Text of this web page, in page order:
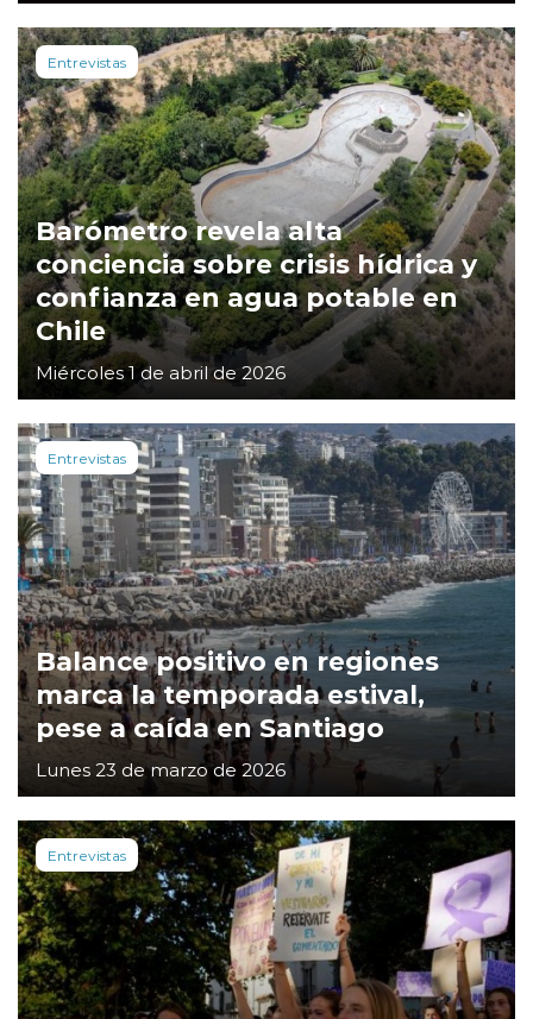
Entrevistas
Barómetro revela alta
conciencia sobre crisis hídrica y
confianza en agua potable en
Chile
Miércoles 1 de abril de 2026
Entrevistas
Balance positivo en regiones
marca la temporada estival,
pese a caída en Santiago
Lunes 23 de marzo de 2026
Entrevistas